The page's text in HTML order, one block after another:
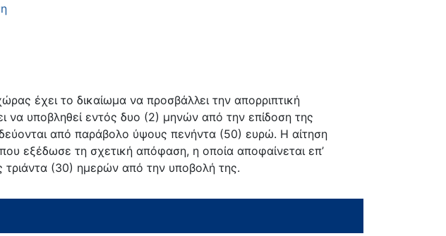
έχει το δικαίωμα να προσβάλλει την απορριπτική
να υποβληθεί εντός δυο (2) μηνών από την επίδοση της
από παράβολο ύψους πενήντα (50) ευρώ. Η αίτηση
εξέδωσε τη σχετική απόφαση, η οποία αποφαίνεται επ’
τριάντα (30) ημερών από την υποβολή της.